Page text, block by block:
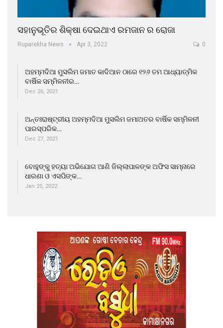
ସହାନୁଭୂତିର ଶିକ୍ଷା ଦେଇଥାଏ ରମଜାନ ର ରୋଜା
Ruparekha News Apr 3, 2022 0
ଅହମ୍ମଦିଆ ମୁସଲିମ ଜମାତ କାଦିଆନ ଠାରେ ୧୨୬ ତମ ଆଧ୍ୟାତ୍ମିକ
ବାର୍ଷିକ ସମ୍ମିଳନୀର…
Dec 26, 2021
ଅନ୍ତଃରାଷ୍ଟ୍ରୀୟ ଅହମ୍ମଦିଆ ମୁସଲିମ ଜମାଅତର ବାର୍ଷିକ ସମ୍ମିଳନୀ
ପାରସ୍ପରିକ…
Dec 27, 2021
ବୋହୁଙ୍କୁ ହତ୍ୟା ଅଭିଯୋଗ ଆଣି ଜିଲ୍ଲାପାଳଙ୍କ ଅଫିସ ସାମ୍ନାରେ
ଧାରଣା ଓ ଏସପିଙ୍କ…
Jan 25, 2022